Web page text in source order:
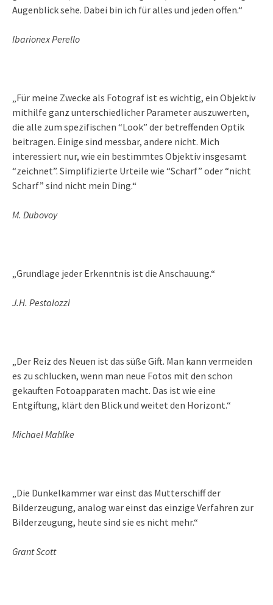
Augenblick sehe. Dabei bin ich für alles und jeden offen.“
Ibarionex Perello
„Für meine Zwecke als Fotograf ist es wichtig, ein Objektiv
mithilfe ganz unterschiedlicher Parameter auszuwerten,
die alle zum spezifischen “Look” der betreffenden Optik
beitragen. Einige sind messbar, andere nicht. Mich
interessiert nur, wie ein bestimmtes Objektiv insgesamt
“zeichnet”. Simplifizierte Urteile wie “Scharf” oder “nicht
Scharf” sind nicht mein Ding.“
M. Dubovoy
„Grundlage jeder Erkenntnis ist die Anschauung.“
J.H. Pestalozzi
„Der Reiz des Neuen ist das süße Gift. Man kann vermeiden
es zu schlucken, wenn man neue Fotos mit den schon
gekauften Fotoapparaten macht. Das ist wie eine
Entgiftung, klärt den Blick und weitet den Horizont.“
Michael Mahlke
„Die Dunkelkammer war einst das Mutterschiff der
Bilderzeugung, analog war einst das einzige Verfahren zur
Bilderzeugung, heute sind sie es nicht mehr.“
Grant Scott